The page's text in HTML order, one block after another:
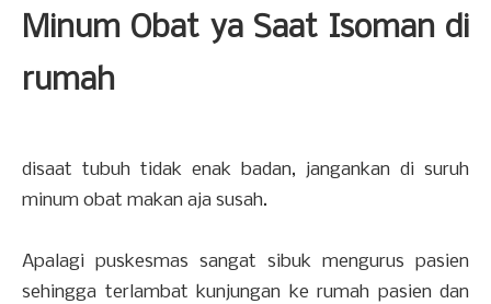
Minum Obat ya Saat Isoman di
rumah
disaat tubuh tidak enak badan, jangankan di suruh
minum obat makan aja susah.
Apalagi puskesmas sangat sibuk mengurus pasien
sehingga terlambat kunjungan ke rumah pasien dan